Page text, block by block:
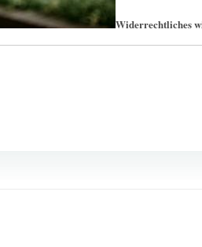
Widerrechtliches